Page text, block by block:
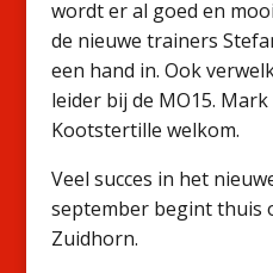
wordt er al goed en
de nieuwe trainers
een hand in. Ook
leider bij de MO15.
Kootstertille welkom.
Veel succes in het
september begint thuis
Zuidhorn.